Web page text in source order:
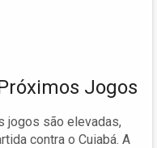
Jogos
jogos são elevadas,
contra o Cuiabá. A